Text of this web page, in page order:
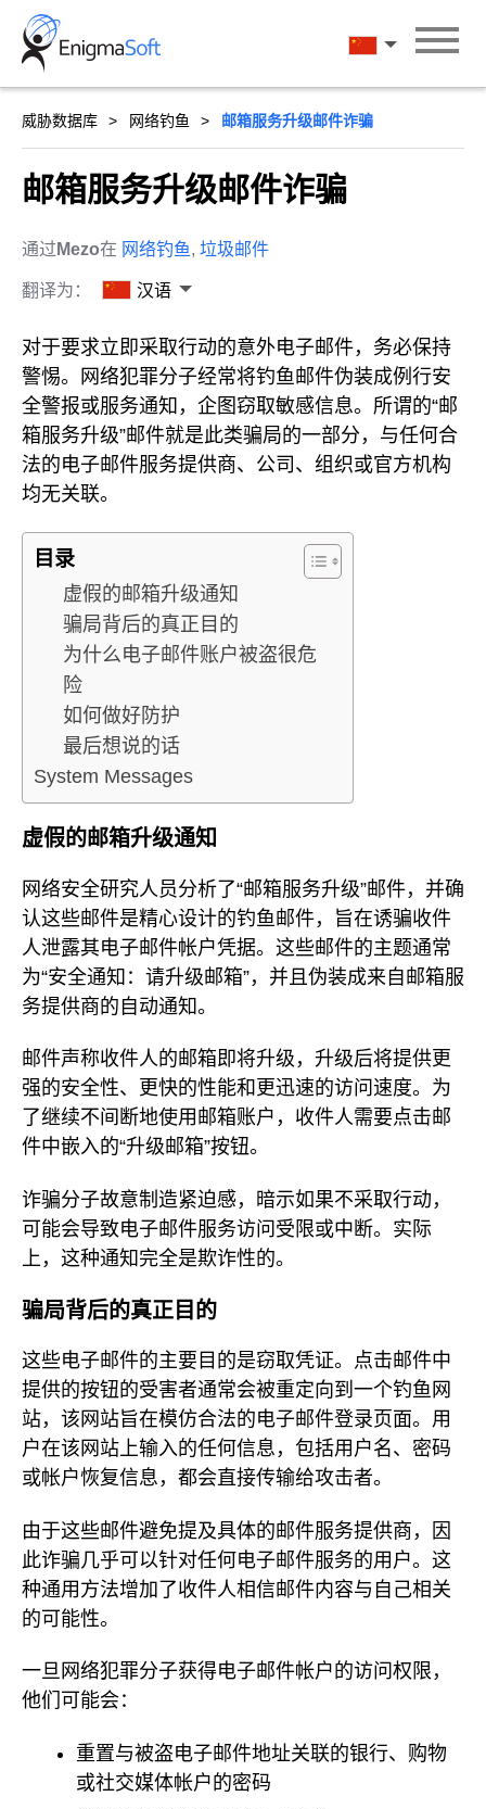
Skip
content
汉语
威胁数据库 网络钓鱼 邮箱服务升级邮件诈骗
邮箱服务升级邮件诈骗
通过 Mezo在 网络钓鱼, 垃圾邮件
翻译为： 汉语
对于要求立即采取行动的意外电子邮件，务必保持
警惕。网络犯罪分子经常将钓鱼邮件伪装成例行安
全警报或服务通知，企图窃取敏感信息。所谓的“邮
箱服务升级”邮件就是此类骗局的一部分，与任何合
法的电子邮件服务提供商、公司、组织或官方机构
均无关联。
目录
虚假的邮箱升级通知
骗局背后的真正目的
为什么电子邮件账户被盗很危
险
如何做好防护
最后想说的话
System Messages
虚假的邮箱升级通知
网络安全研究人员分析了“邮箱服务升级”邮件，并确
认这些邮件是精心设计的钓鱼邮件，旨在诱骗收件
人泄露其电子邮件帐户凭据。这些邮件的主题通常
为“安全通知：请升级邮箱”，并且伪装成来自邮箱服
务提供商的自动通知。
邮件声称收件人的邮箱即将升级，升级后将提供更
强的安全性、更快的性能和更迅速的访问速度。为
了继续不间断地使用邮箱账户，收件人需要点击邮
件中嵌入的“升级邮箱”按钮。
诈骗分子故意制造紧迫感，暗示如果不采取行动，
可能会导致电子邮件服务访问受限或中断。实际
上，这种通知完全是欺诈性的。
骗局背后的真正目的
这些电子邮件的主要目的是窃取凭证。点击邮件中
提供的按钮的受害者通常会被重定向到一个钓鱼网
站，该网站旨在模仿合法的电子邮件登录页面。用
户在该网站上输入的任何信息，包括用户名、密码
或帐户恢复信息，都会直接传输给攻击者。
由于这些邮件避免提及具体的邮件服务提供商，因
此诈骗几乎可以针对任何电子邮件服务的用户。这
种通用方法增加了收件人相信邮件内容与自己相关
的可能性。
一旦网络犯罪分子获得电子邮件帐户的访问权限，
他们可能会：
重置与被盗电子邮件地址关联的银行、购物
或社交媒体帐户的密码